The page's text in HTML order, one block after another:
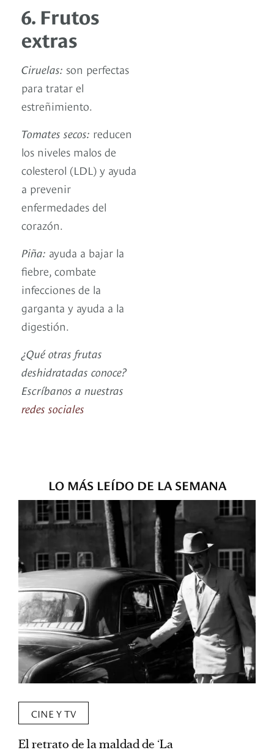
6. Frutos
extras
Ciruelas: son perfectas
para tratar el
estreñimiento.
Tomates secos: reducen
los niveles malos de
colesterol (LDL) y ayuda
a prevenir
enfermedades del
corazón.
Piña: ayuda a bajar la
fiebre, combate
infecciones de la
garganta y ayuda a la
digestión.
¿Qué otras frutas
deshidratadas conoce?
Escríbanos a nuestras
redes sociales
LO MÁS LEÍDO DE LA SEMANA
CINE Y TV
El retrato de la maldad de ‘La